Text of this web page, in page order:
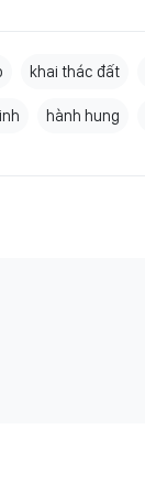
khai thác đất
hành hung